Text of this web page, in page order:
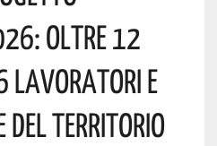
Oltre 12
Lavoratori E
Del Territorio